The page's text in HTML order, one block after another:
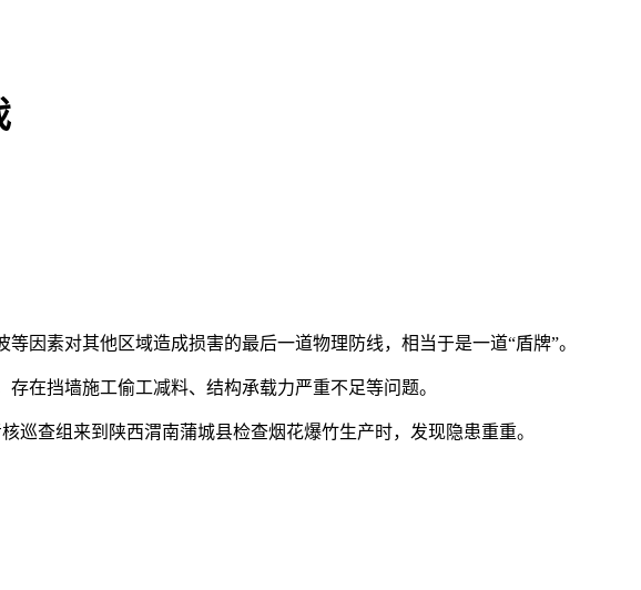
素对其他区域造成损害的最后一道物理防线，相当于是一道“盾牌”。
在挡墙施工偷工减料、结构承载力严重不足等问题。
查组来到陕西渭南蒲城县检查烟花爆竹生产时，发现隐患重重。